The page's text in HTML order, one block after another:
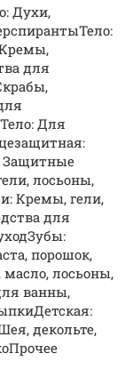
Духи,
для
Для
Защитные
лосьоны,
Кремы, гели,
для
порошок,
лосьоны,
ванны,
декольте,